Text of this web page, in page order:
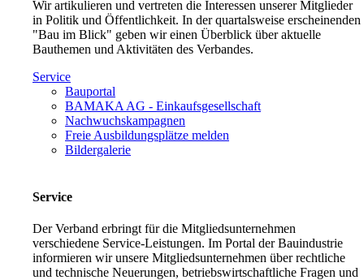
Wir artikulieren und vertreten die Interessen unserer Mitglieder
in Politik und Öffentlichkeit. In der quartalsweise erscheinenden
"Bau im Blick" geben wir einen Überblick über aktuelle
Bauthemen und Aktivitäten des Verbandes.
Service
Bauportal
BAMAKA AG - Einkaufsgesellschaft
Nachwuchskampagnen
Freie Ausbildungsplätze melden
Bildergalerie
Service
Der Verband erbringt für die Mitgliedsunternehmen
verschiedene Service-Leistungen. Im Portal der Bauindustrie
informieren wir unsere Mitgliedsunternehmen über rechtliche
und technische Neuerungen, betriebswirtschaftliche Fragen und